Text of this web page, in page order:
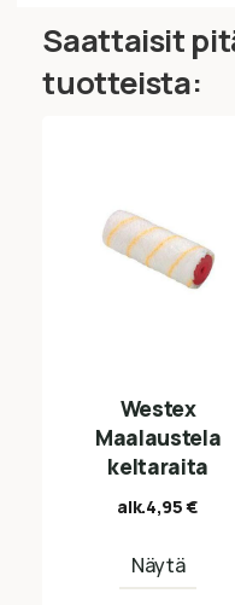
Saattaisit
tuotteista:
Westex
Maalaustela
keltaraita
alk.4,95€
Näytä